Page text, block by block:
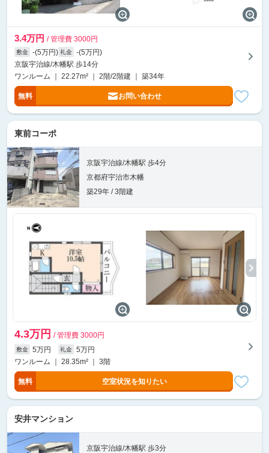
3.4万円 / 管理費 3000円
敷金 -(5万円) 礼金
-(5万円)
京阪宇治線/木幡駅 歩14分
ワンルーム ｜ 22.27m² ｜ 2階/2階建 ｜ 築34年
無料 お問い合わせ
東前コーポ
京阪宇治線/木幡駅 歩4分
京都府宇治市木幡
築29年 / 3階建
4.3万円 / 管理費 3000円
敷金 5万円 礼金
5万円
ワンルーム ｜ 28.35m² ｜ 3階
無料 空室状況を知りたい
安井マンション
京阪宇治線/木幡駅 歩3分